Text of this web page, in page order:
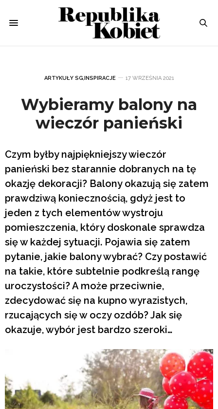
ARTYKUŁY SG,INSPIRACJE 17 WRZEŚNIA 2021
Wybieramy balony na
wieczór panieński
Czym byłby najpiękniejszy wieczór
panieński bez starannie dobranych na tę
okazję dekoracji? Balony okazują się zatem
prawdziwą koniecznością, gdyż jest to
jeden z tych elementów wystroju
pomieszczenia, który doskonale sprawdza
się w każdej sytuacji. Pojawia się zatem
pytanie, jakie balony wybrać? Czy postawić
na takie, które subtelnie podkreślą rangę
uroczystości? A może przeciwnie,
zdecydować się na kupno wyrazistych,
rzucających się w oczy ozdób? Jak się
okazuje, wybór jest bardzo szeroki…